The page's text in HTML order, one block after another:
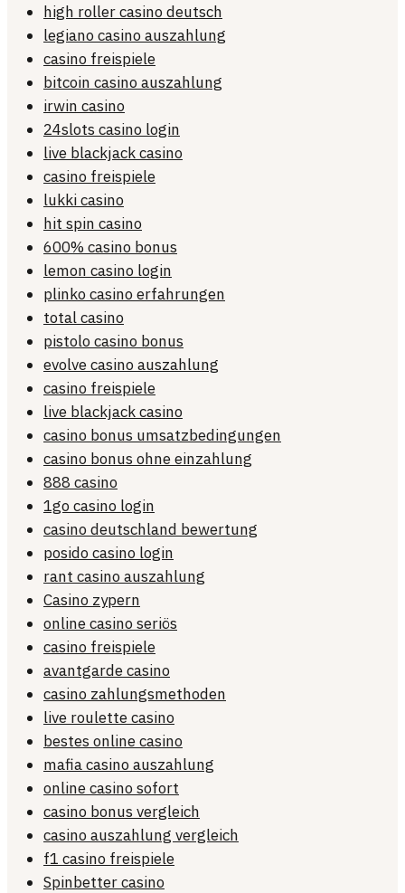
high roller casino deutsch
legiano casino auszahlung
casino freispiele
bitcoin casino auszahlung
irwin casino
24slots casino login
live blackjack casino
casino freispiele
lukki casino
hit spin casino
600% casino bonus
lemon casino login
plinko casino erfahrungen
total casino
pistolo casino bonus
evolve casino auszahlung
casino freispiele
live blackjack casino
casino bonus umsatzbedingungen
casino bonus ohne einzahlung
888 casino
1go casino login
casino deutschland bewertung
posido casino login
rant casino auszahlung
Casino zypern
online casino seriös
casino freispiele
avantgarde casino
casino zahlungsmethoden
live roulette casino
bestes online casino
mafia casino auszahlung
online casino sofort
casino bonus vergleich
casino auszahlung vergleich
f1 casino freispiele
Spinbetter casino